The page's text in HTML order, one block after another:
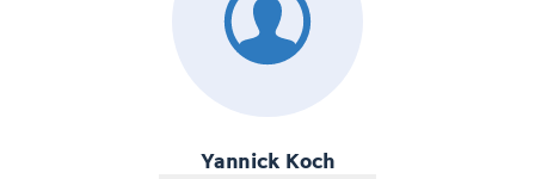
Yannick Koch